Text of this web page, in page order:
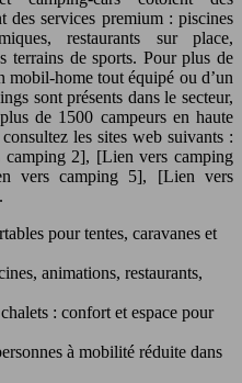
des services premium : piscines
restaurants sur place,
terrains de sports. Pour plus de
mobil-home tout équipé ou d’un
sont présents dans le secteur,
de 1500 campeurs en haute
les sites web suivants :
2], [Lien vers camping
vers camping 5], [Lien vers
pour tentes, caravanes et
animations, restaurants,
: confort et espace pour
à mobilité réduite dans